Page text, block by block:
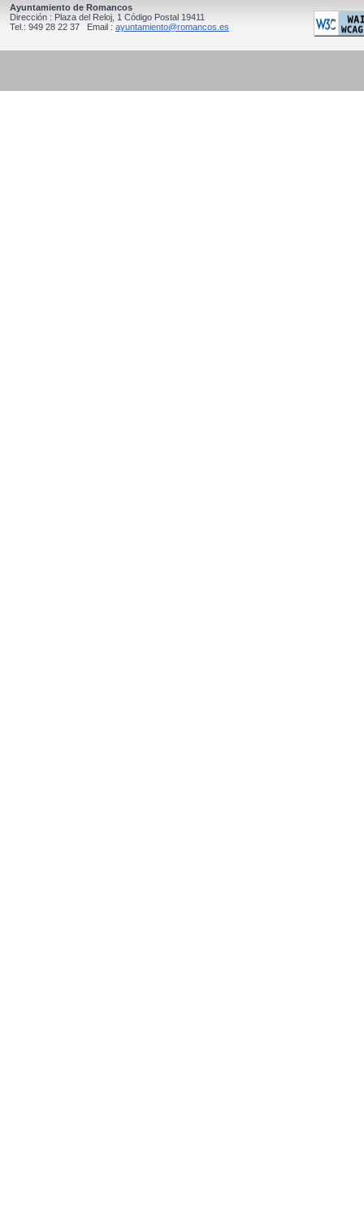
Ayuntamiento de Romancos
Dirección : Plaza del Reloj, 1 Código Postal 19411
Tel.: 949 28 22 37 Email : ayuntamiento@romancos.es